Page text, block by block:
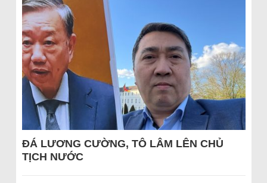
ĐÁ LƯƠNG CƯỜNG, TÔ LÂM LÊN CHỦ
TỊCH NƯỚC